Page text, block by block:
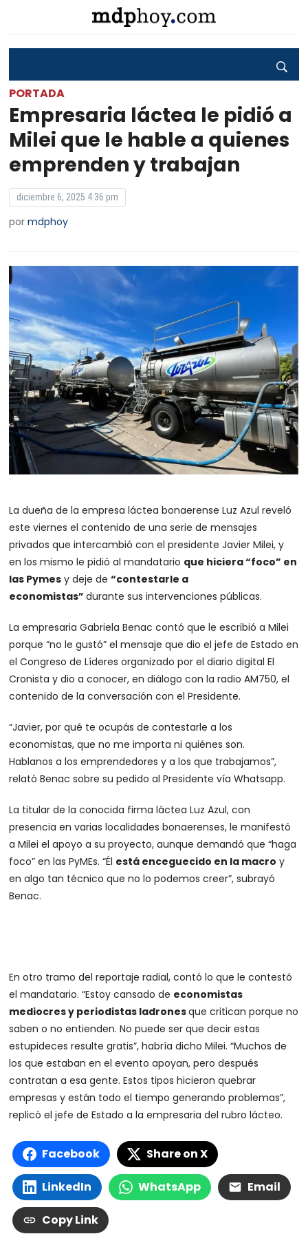
PORTADA
Empresaria láctea le pidió a
Milei que le hable a quienes
emprenden y trabajan
diciembre 6, 2025 4:36 pm
pormdphoy
La dueña de la empresa láctea bonaerense Luz Azul reveló
este viernes el contenido de una serie de mensajes
privados que intercambió con el presidente Javier Milei, y
en los mismo le pidió al mandatario que hiciera “foco” en
las Pymes y deje de“contestarle a
economistas”durante sus intervenciones públicas.
La empresaria Gabriela Benac contó que le escribió a Milei
porque “no le gustó” el mensaje que dio el jefe de Estado en
el Congreso de Líderes organizado por el diario digital El
Cronista y dio a conocer, en diálogo con la radio AM750, el
contenido de la conversación con el Presidente.
“Javier, por qué te ocupás de contestarle a los
economistas, que no me importa ni quiénes son.
Hablanos a los emprendedores y a los que trabajamos”,
relató Benac sobre su pedido al Presidente vía Whatsapp.
La titular de la conocida firma láctea Luz Azul, con
presencia en varias localidades bonaerenses, le manifestó
a Milei el apoyo a su proyecto, aunque demandó que “haga
foco” en las PyMEs. “Él está enceguecido en la macro y
en algo tan técnico que no lo podemos creer”, subrayó
Benac.
En otro tramo del reportaje radial, contó lo que le contestó
el mandatario. “Estoy cansado de economistas
mediocres y periodistas ladronesque critican porque no
saben o no entienden. No puede ser que decir estas
estupideces resulte gratis”, habría dicho Milei. “Muchos de
los que estaban en el evento apoyan, pero después
contratan a esa gente. Estos tipos hicieron quebrar
empresas y están todo el tiempo generando problemas”,
replicó el jefe de Estado a la empresaria del rubro lácteo.
Facebook Share on X
LinkedIn WhatsApp Email
Copy Link